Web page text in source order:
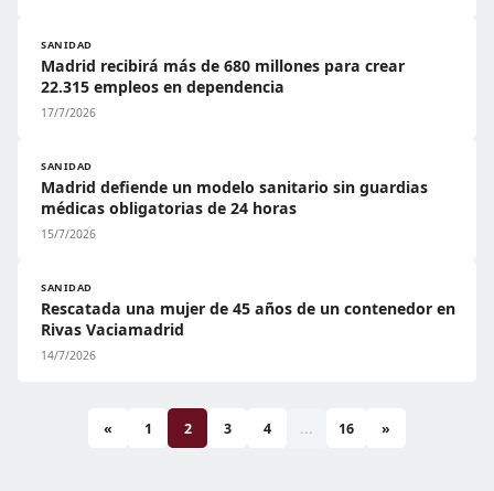
SANIDAD
Madrid recibirá más de 680 millones para crear
22.315 empleos en dependencia
17/7/2026
SANIDAD
Madrid defiende un modelo sanitario sin guardias
médicas obligatorias de 24 horas
15/7/2026
SANIDAD
Rescatada una mujer de 45 años de un contenedor en
Rivas Vaciamadrid
14/7/2026
« 1 2 3 4 ... 16 »